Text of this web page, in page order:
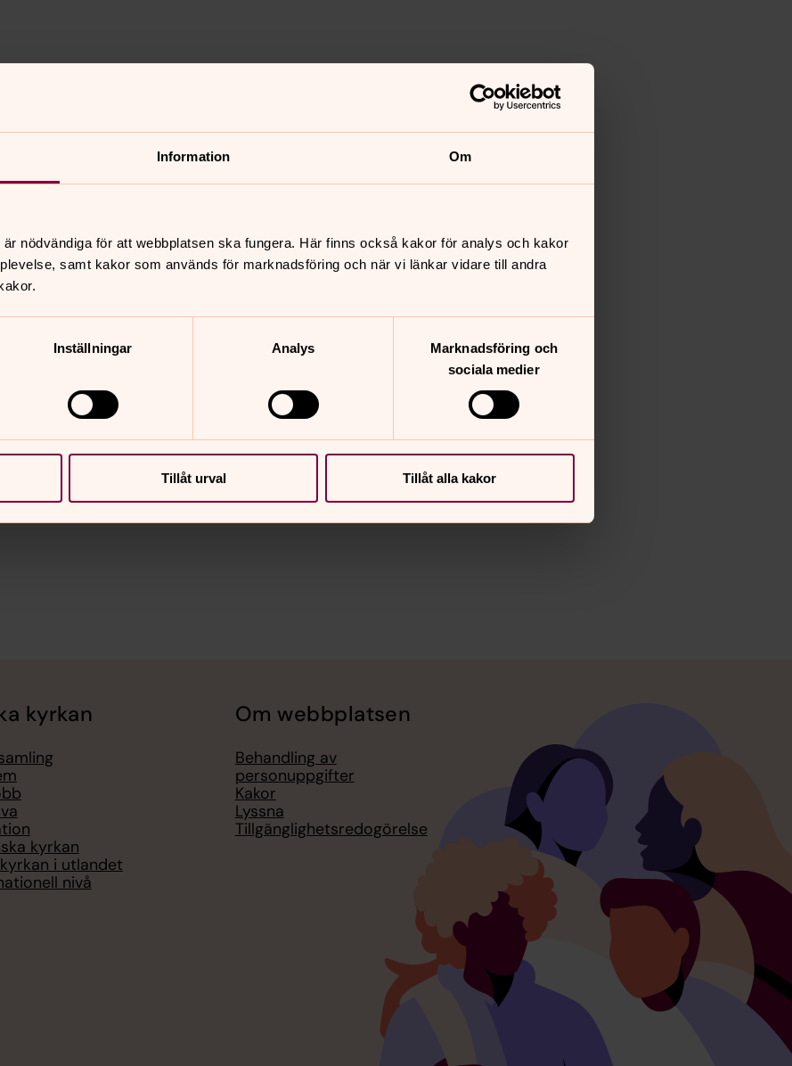
Information Om
nödvändiga för att webbplatsen ska fungera. Här finns också kakor för analys och kakor
samt kakor som används för marknadsföring och när vi länkar vidare till andra
Inställningar Analys
Marknadsföring och
sociala medier
Tillåt urval Tillåt alla kakor
kyrkan
kyrkan
i utlandet
nivå
Om webbplatsen
Behandling av
personuppgifter
Kakor
Lyssna
Tillgänglighetsredogörelse